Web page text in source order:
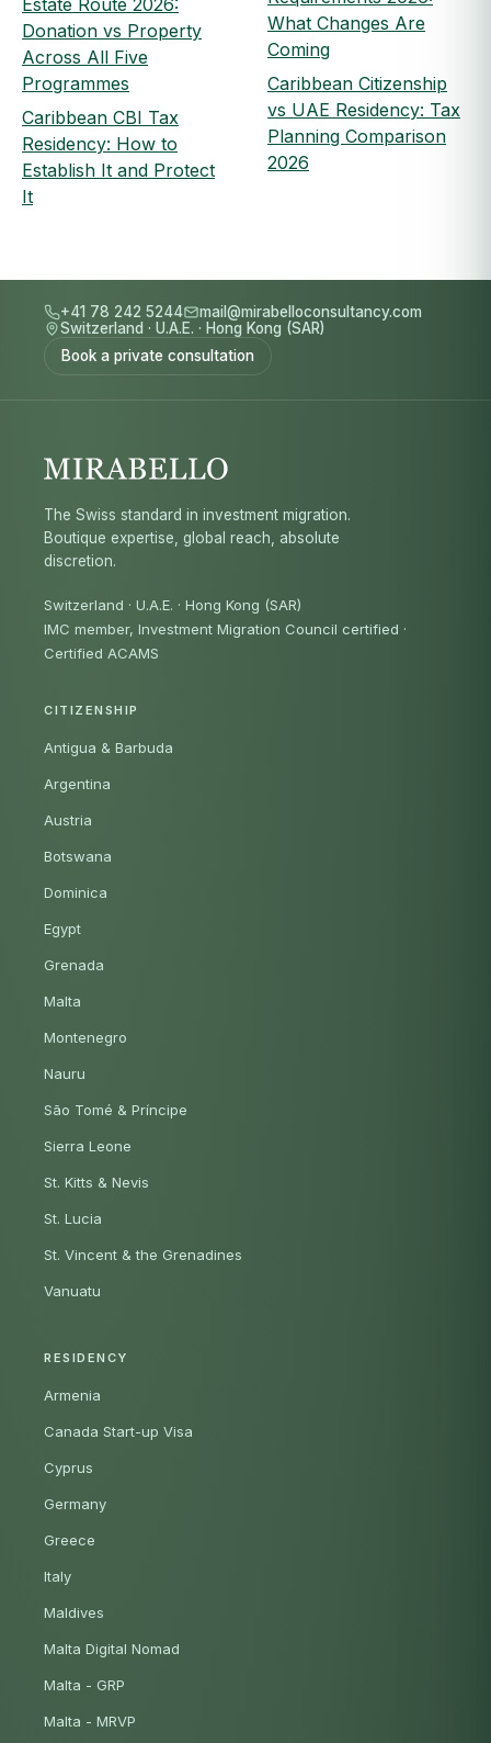
Estate Route 2026:
Donation vs Property
Across All Five
Programmes
Caribbean CBI Tax
Residency: How to
Establish It and Protect
It
What Changes Are
Coming
Caribbean Citizenship
vs UAE Residency: Tax
Planning Comparison
2026
+41 78 242 5244
mail@mirabelloconsultancy.com
Switzerland · U.A.E. · Hong Kong (SAR)
Book a private consultation
The Swiss standard in investment migration.
Boutique expertise, global reach, absolute
discretion.
Switzerland · U.A.E. · Hong Kong (SAR)
IMC member, Investment Migration Council certified ·
Certified ACAMS
CITIZENSHIP
Antigua & Barbuda
Argentina
Austria
Botswana
Dominica
Egypt
Grenada
Malta
Montenegro
Nauru
São Tomé & Príncipe
Sierra Leone
St. Kitts & Nevis
St. Lucia
St. Vincent & the Grenadines
Vanuatu
RESIDENCY
Armenia
Canada Start-up Visa
Cyprus
Germany
Greece
Italy
Maldives
Malta Digital Nomad
Malta - GRP
Malta - MRVP